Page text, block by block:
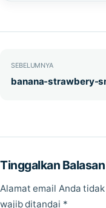
Navigasi pos
SEBELUMNYA
banana-strawbery-
Tinggalkan Balasan
Alamat email Anda
wajib ditandai *